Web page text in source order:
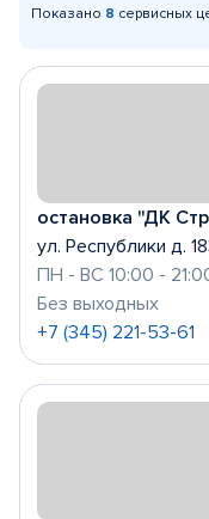
Показано 8 сервисных
остановка "ДК
ул. Республики д.
ПН - ВС 10:00 -
Без выходных
+7 (345) 221-53-61